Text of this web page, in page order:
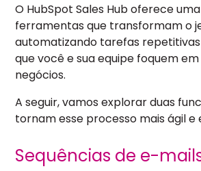
O HubSpot Sales Hub oferece
ferramentas que transformam o
automatizando tarefas
que você e sua equipe foquem
negócios.
A seguir, vamos explorar duas
tornam esse processo mais ágil e
Sequências de e-